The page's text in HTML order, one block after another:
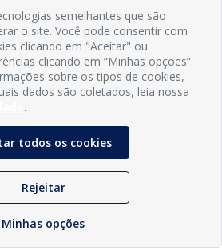
semelhantes que são
o site. Você pode consentir com
clicando em "Aceitar" ou
clicando em “Minhas opções”.
sobre os tipos de cookies,
dados são coletados, leia nossa
.
todos os cookies
Rejeitar
Minhas opções